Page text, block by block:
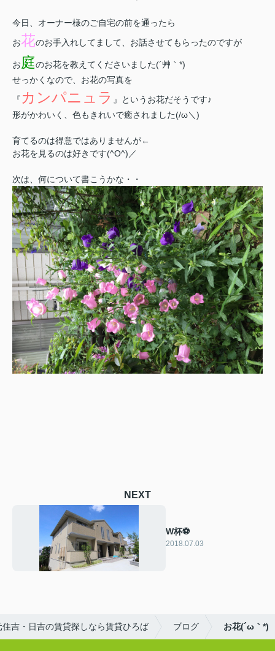
今日、オーナー様のご自宅の前を通ったら
お花のお手入れしてまして、お話させてもらったのですが
お庭のお花を教えてくださいました(´艸｀*)
せっかくなので、お花の写真を
『 カンパニュラ 』というお花だそうです♪
形がかわいく、色もきれいで癒されました(/ω＼)
育てるのは得意ではありませんが←
お花を見るのは好きです(^O^)／
次は、何について書こうかな・・
NEXT
W杯⚽️
2018.07.03
住吉・日吉の賃貸探しなら賃貸ひろば ブログ お花(´ω｀*)